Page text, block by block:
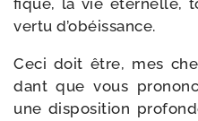
fique, la vie éter­nelle,
ver­tu d’obéissance.
Ceci doit être, mes
dant que vous
une dis­po­si­tion